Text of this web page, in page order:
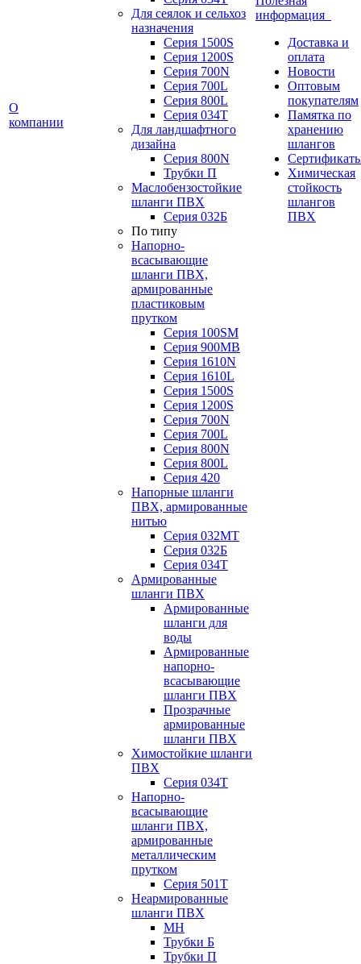
О
компании
Для сеялок и сельхоз
назначения
Серия 1500S
Серия 1200S
Серия 700N
Серия 700L
Серия 800L
Серия 034T
Для ландшафтного
дизайна
Серия 800N
Трубки П
Маслобензостойкие
шланги ПВХ
Серия 032Б
По типу
Напорно-
всасывающие
шланги ПВХ,
армированные
пластиковым
прутком
Серия 100SM
Серия 900MB
Серия 1610N
Серия 1610L
Серия 1500S
Серия 1200S
Серия 700N
Серия 700L
Серия 800N
Серия 800L
Серия 420
Напорные шланги
ПВХ, армированные
нитью
Серия 032МТ
Серия 032Б
Серия 034Т
Армированные
шланги ПВХ
Армированные
шланги для
воды
Армированные
напорно-
всасывающие
шланги ПВХ
Прозрачные
армированные
шланги ПВХ
Химостойкие шланги
ПВХ
Серия 034Т
Напорно-
всасывающие
шланги ПВХ,
армированные
металлическим
прутком
Серия 501T
Неармированные
шланги ПВХ
МН
Трубки Б
Трубки П
информация
Доставка и
оплата
Новости
Оптовым
покупателям
Памятка по
хранению
шлангов
Химическая
стойкость
шлангов
ПВХ